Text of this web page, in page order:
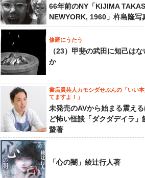
66年前のNY「KIJIMA
NEWYORK, 1960」杵島隆写
修羅にうたう
（23）甲斐の武田に知己はな
か
書店員芸人カモシダせぶんの「いい
てますよ！」
未発売のAVから始まる震える
ど怖い怪談「ダクダデイラ」
䖸著
「心の闇」綾辻行人著